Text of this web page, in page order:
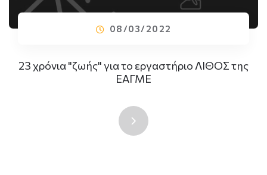
08/03/2022
23 χρόνια "ζωής" για το εργαστήριο ΛΙΘΟΣ της
ΕΑΓΜΕ